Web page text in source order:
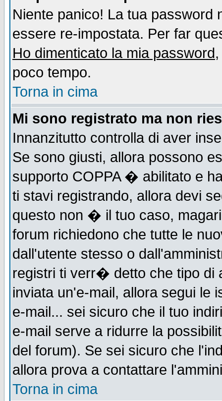
Niente panico! La tua
essere re-impostata. Per far
Ho dimenticato la mia password
poco tempo.
Torna in cima
Mi sono registrato ma non
Innanzitutto controlla di aver
Se sono giusti, allora possono
supporto COPPA � abilitato e
ti stavi registrando, allora devi
questo non � il tuo caso,
forum richiedono che tutte le
dall'utente stesso o
registri ti verr� detto che tipo
inviata un'e-mail, allora segui le
e-mail... sei sicuro che il tuo
e-mail serve a ridurre la
del forum). Se sei sicuro che
allora prova a contattare
Torna in cima